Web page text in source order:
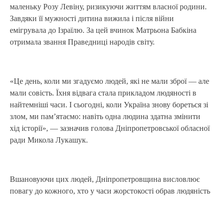
маленьку Розу Левіну, ризикуючи життям власної родини.
Завдяки її мужності дитина вижила і після війни
емігрувала до Ізраїлю. За цей вчинок Матрьона Бабкіна
отримала звання Праведниці народів світу.
«Це день, коли ми згадуємо людей, які не мали зброї — але
мали совість. Їхня відвага стала прикладом людяності в
найтемніші часи. І сьогодні, коли Україна знову бореться зі
злом, ми пам’ятаємо: навіть одна людина здатна змінити
хід історії», — зазначив голова Дніпропетровської обласної
ради Микола Лукашук.
Вшановуючи цих людей, Дніпропетровщина висловлює
повагу до кожного, хто у часи жорстокості обрав людяність